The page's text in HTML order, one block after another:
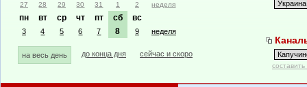
27 28 29 30 31 1 2 неделя
пн вт ср чт пт сб вс
3 4 5 6 7 8 9 неделя
на весь день до конца дня сейчас и скоро